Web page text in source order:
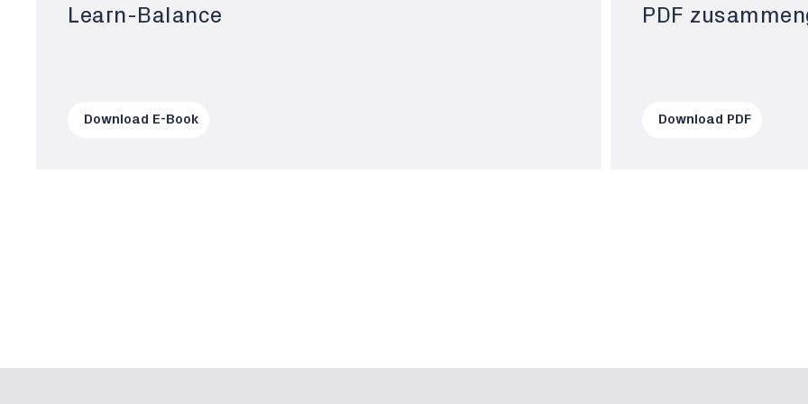
Learn-Balance
Download E-Book
PDF
Download PDF